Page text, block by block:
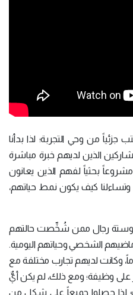
من وحي التجربة؛ لذا بدأنا
الذين لديهم خبرة مباشرة
بحثياً لفهم الذين يعانون
كيف يكون نمط حياتهم،
وستة رجال ممن شُخِّصت حالتهم
الشخصي وحياتهم اليومية.
أعمارهم بين 20 إلى 51 عاماً، وكانت لديهم تجارب مختلفة مع
على وظيفة؛ ومع ذلك، لم يكن أيٌّ
لذا حصلوا جميعاً على شكلٍ من